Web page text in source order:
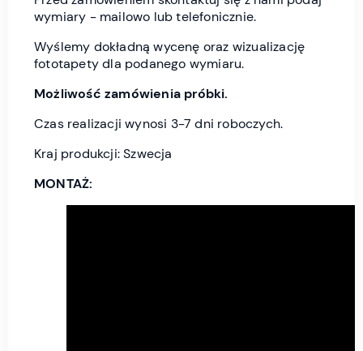
wymiary - mailowo lub telefonicznie.
Wyślemy dokładną wycenę oraz wizualizację
fototapety dla podanego wymiaru.
Możliwość zamówienia próbki.
Czas realizacji wynosi 3-7 dni roboczych.
Kraj produkcji: Szwecja
MONTAŻ: